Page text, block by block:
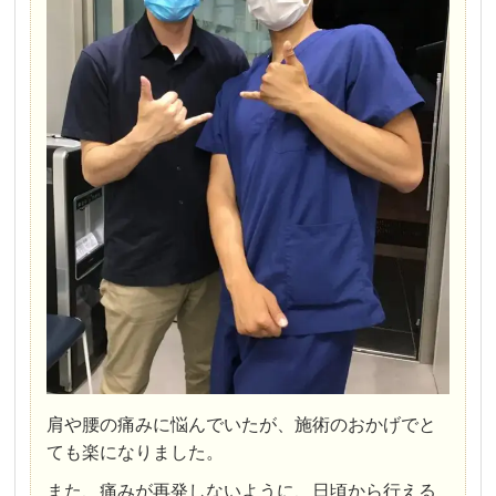
肩や腰の痛みに悩んでいたが、施術のおかげでと
ても楽になりました。
また、痛みが再発しないように、日頃から行える